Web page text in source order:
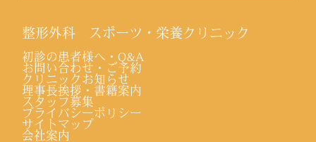
整形外科 スポーツ・栄養クリニック
初診の患者様へ・Q&A
お問い合わせ・ご予約
クリニックお知らせ
理事長挨拶・書籍案内
スタッフ募集
プライバシーポリシー
サイトマップ
会社案内